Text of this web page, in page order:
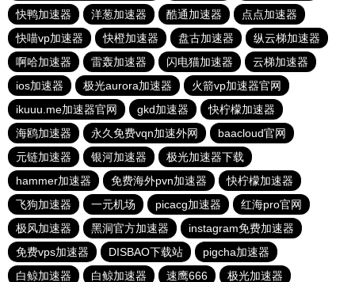
快鸭加速器
洋葱加速器 酷通加速器
点点加速器
快喵vp加速器
快橙加速器 盘古加速器
纵云梯加速器
啊哈加速器
雷轰加速器 闪电猫加速器
云梯加速器
ios加速器
极光aurora加速器
火箭vp加速器官网
ikuuu.me加速器官网
gkd加速器
快柠檬加速器
海鸥加速器
永久免费vqn加速外网
baacloud官网
元链加速器
银河加速器
极光加速器下载
hammer加速器
免费海外pvn加速器
快柠檬加速器
飞狗加速器
一元机场 picacg加速器
红海pro官网
极风加速器
黑洞官方加速器
instagram免费加速器
免费vps加速器
DISBAO下载站
pigcha加速器
白鲸加速器
白鲸加速器 速鹰666 极光加速器